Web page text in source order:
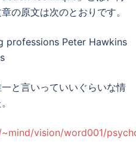
の原文は次のとおりです。
と言いっていいぐらいな情
vision/word001/